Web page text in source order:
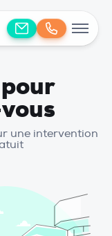
pour
une intervention